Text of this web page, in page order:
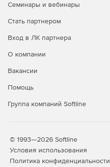
Семинары и вебинары
Стать партнером
Вход в ЛК партнера
О компании
Вакансии
Помощь
Группа компаний Softline
© 1993—2026 Softline
Условия использования
Политика конфиденциальности